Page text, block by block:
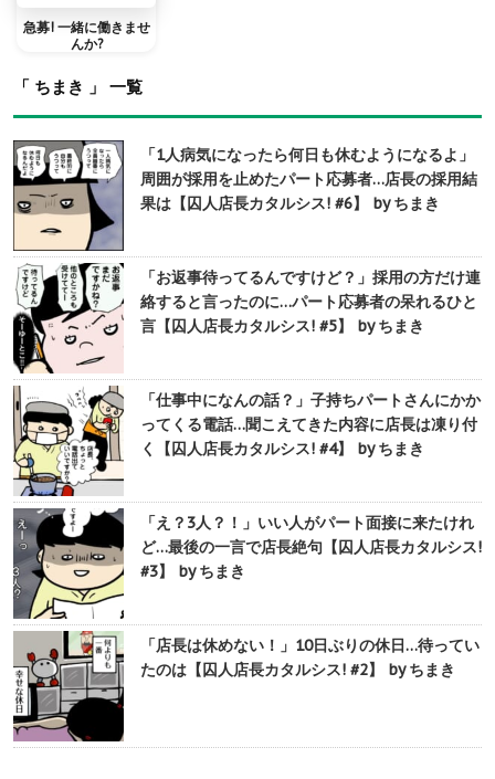
急募! 一緒に働きませ
んか?
「 ちまき 」 一覧
「1人病気になったら何日も休むようになるよ」
周囲が採用を止めたパート応募者…店長の採用結
果は【囚人店長カタルシス! #6】 by ちまき
「お返事待ってるんですけど？」採用の方だけ連
絡すると言ったのに…パート応募者の呆れるひと
言【囚人店長カタルシス! #5】 by ちまき
「仕事中になんの話？」子持ちパートさんにかか
ってくる電話…聞こえてきた内容に店長は凍り付
く【囚人店長カタルシス! #4】 by ちまき
「え？3人？！」いい人がパート面接に来たけれ
ど…最後の一言で店長絶句【囚人店長カタルシス!
#3】 by ちまき
「店長は休めない！」10日ぶりの休日…待ってい
たのは【囚人店長カタルシス! #2】 by ちまき